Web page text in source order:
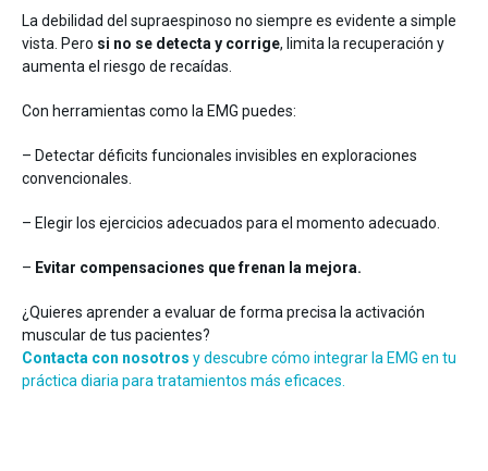
La debilidad del supraespinoso no siempre es evidente a simple
vista. Pero si no se detecta y corrige, limita la recuperación y
aumenta el riesgo de recaídas.
Con herramientas como la EMG puedes:
– Detectar déficits funcionales invisibles en exploraciones
convencionales.
– Elegir los ejercicios adecuados para el momento adecuado.
– Evitar compensaciones que frenan la mejora.
¿Quieres aprender a evaluar de forma precisa la activación
muscular de tus pacientes?
Contacta con nosotros y descubre cómo integrar la EMG en tu
práctica diaria para tratamientos más eficaces.